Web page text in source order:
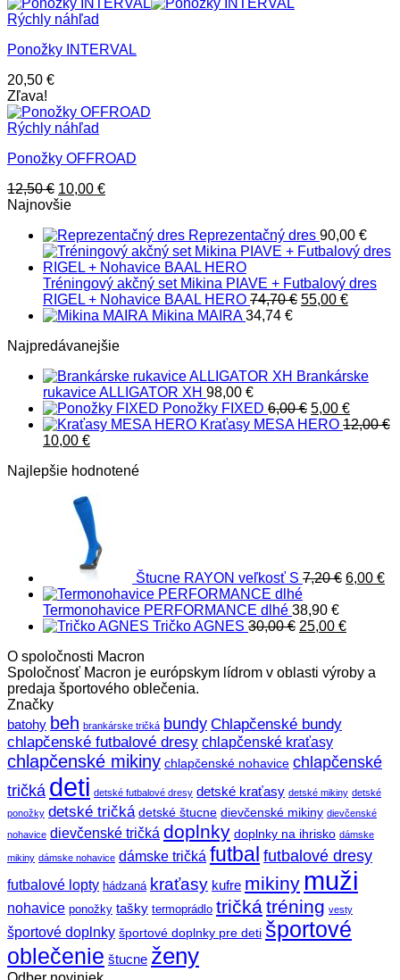
Rýchly náhľad
Ponožky INTERVAL
20,50 €
Zľava!
Rýchly náhľad
Ponožky OFFROAD
12,50€ Pôvodná
cena
12,50 €.
10,00 €Aktuálna
10,00 €.
Najnovšie
Reprezentačný dres 90,00 €
Tréningový akčný set Mikina PIAVE + Futbalový dres
RIGEL + Nohavice BAAL HERO 74,70€ Pôvodná
55,00 €
Mikina MAIRA 34,74 €
Najpredávanejšie
Brankárske
rukavice ALLIGATOR XH 98,00 €
Ponožky FIXED 6,00€ Pôvodná
cena
5,00 €
cena
Kraťasy MESA HERO 12,00€
Pôvodná
bola:
10,00 €Aktuálna
je:
Najlepšie hodnotené
Štucne RAYON veľkosť S 7,20€ 6,00 €
Termonohavice PERFORMANCE dlhé 38,90 €
Tričko AGNES 30,00€ Pôvodná
30,00 €.
25,00 €
25,00 €.
O spoločnosti Macron
Spoločnosť Macron je európskym lídrom v oblasti výroby a
predaja športového oblečenia.
Značky
batohy beh brankárske tričká bundy Chlapčenské bundy
chlapčenské futbalové dresy chlapčenské kraťasy
chlapčenské mikiny chlapčenské nohavice chlapčenské
tričká deti detské futbalové dresy detské kraťasy detské mikiny detské
ponožky detské tričká detské štucne dievčenské mikiny dievčenské
nohavice dievčenské tričká doplnky doplnky na ihrisko dámske
mikiny dámske nohavice dámske tričká futbal futbalové dresy
futbalové lopty hádzaná kraťasy kufre mikiny muži
nohavice ponožky tašky termoprádlo tričkátréning vesty
športové doplnky športové doplnky pre deti športové
oblečenie štucne ženy